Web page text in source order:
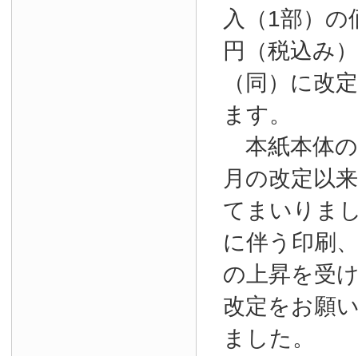
入（1部）
円（税込み
（同）に改
ます。
本紙本体
月の改定以
てまいりま
に伴う印刷
の上昇を受
改定をお願
ました。